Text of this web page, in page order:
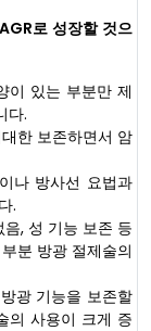
로 성장할 것으
이 있는 부분만 제
다.
한 보존하면서 암
나 방사선 요법과
.
, 성 기능 보존 등
분 방광 절제술의
광 기능을 보존할
의 사용이 크게 증